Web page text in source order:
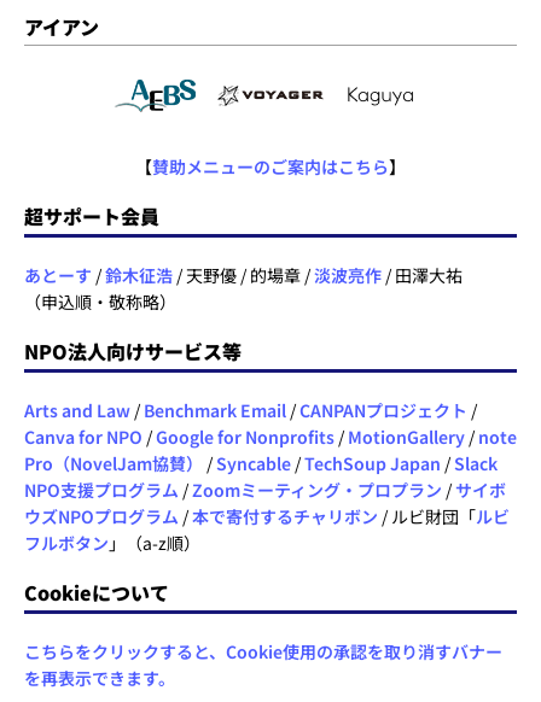
アイアン
【賛助メニューのご案内はこちら】
超サポート会員
あとーす /鈴木征浩 / 天野優 / 的場章 /淡波亮作 / 田澤大祐
（申込順・敬称略）
NPO法人向けサービス等
Arts and Law / Benchmark Email /CANPANプロジェクト /
Canva for NPO /Google for Nonprofits / MotionGallery / note
Pro（NovelJam協賛）
/Syncable /TechSoup Japan /Slack
NPO支援プログラム /Zoomミーティング・プロプラン /サイボ
ウズNPOプログラム /本で寄付するチャリボン / ルビ財団「ルビ
フルボタン 」（a-z順）
Cookieについて
こちらをクリックすると、Cookie使用の承認を取り消すバナー
を再表示できます。